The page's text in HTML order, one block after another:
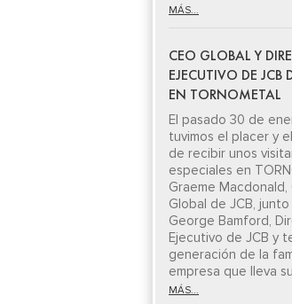
MÁS...
CEO GLOBAL Y
EJECUTIVO DE JCB
EN TORNOMETAL
El pasado 30 de
tuvimos el placer y
de recibir unos
especiales en
Graeme Macdonald,
Global de JCB, junto
George Bamford,
Ejecutivo de JCB y
generación de la
empresa que lleva
MÁS...